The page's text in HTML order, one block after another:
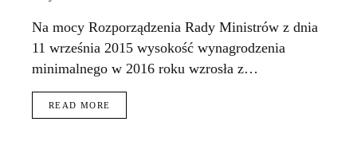
Na mocy Rozporządzenia Rady Ministrów z dnia
11 września 2015 wysokość wynagrodzenia
minimalnego w 2016 roku wzrosła z…
READ MORE